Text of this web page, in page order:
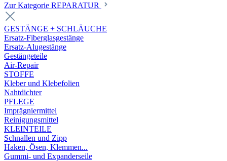
Zur Kategorie REPARATUR
GESTÄNGE + SCHLÄUCHE
Ersatz-Fiberglasgestänge
Ersatz-Alugestänge
Gestängeteile
Air-Repair
STOFFE
Kleber und Klebefolien
Nahtdichter
PFLEGE
Imprägniermittel
Reinigungsmittel
KLEINTEILE
Schnallen und Zipp
Haken, Ösen, Klemmen...
Gummi- und Expanderseile